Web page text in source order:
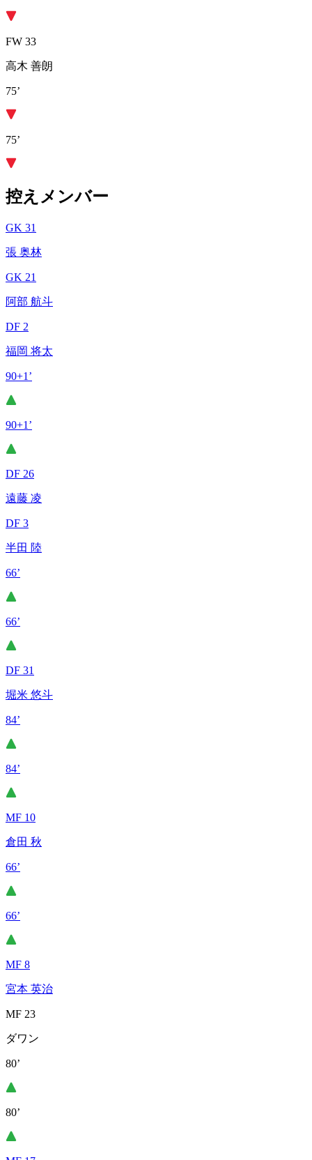
FW 33
高木 善朗
75’
75’
控えメンバー
GK 31
張 奥林
GK 21
阿部 航斗
DF 2
福岡 将太
90+1’
90+1’
DF 26
遠藤 凌
DF 3
半田 陸
66’
66’
DF 31
堀米 悠斗
84’
84’
MF 10
倉田 秋
66’
66’
MF 8
宮本 英治
MF 23
ダワン
80’
80’